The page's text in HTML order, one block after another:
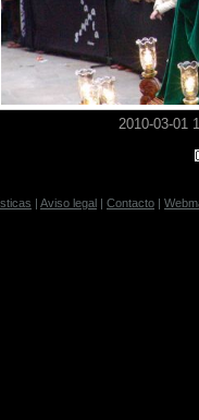
2010-03-01
| Aviso legal | Contacto |